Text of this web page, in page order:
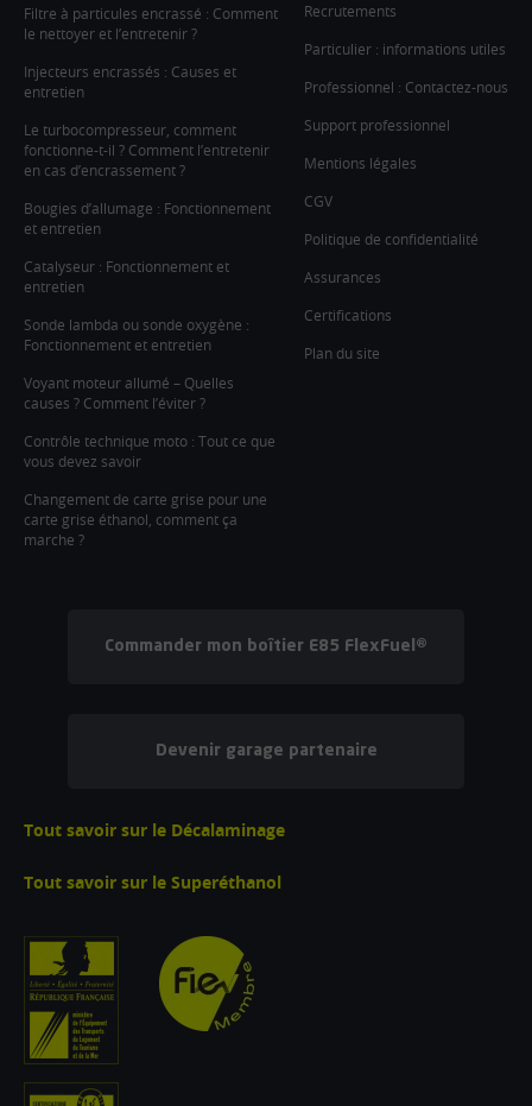
Filtre à particules encrassé : Comment
le nettoyer et l’entretenir ?
Injecteurs encrassés : Causes et
entretien
Le turbocompresseur, comment
fonctionne-t-il ? Comment l’entretenir
en cas d’encrassement ?
Bougies d’allumage : Fonctionnement
et entretien
Catalyseur : Fonctionnement et
entretien
Sonde lambda ou sonde oxygène :
Fonctionnement et entretien
Voyant moteur allumé – Quelles
causes ? Comment l’éviter ?
Contrôle technique moto : Tout ce que
vous devez savoir
Changement de carte grise pour une
carte grise éthanol, comment ça
marche ?
Recrutements
Particulier : informations utiles
Professionnel : Contactez-nous
Support professionnel
Mentions légales
CGV
Politique de confidentialité
Assurances
Certifications
Plan du site
Commander mon boîtier E85 FlexFuel®
Devenir garage partenaire
Tout savoir sur le Décalaminage
Tout savoir sur le Superéthanol